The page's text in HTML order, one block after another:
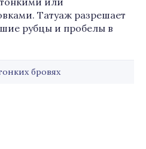
Татуаж разрешает
рубцы и пробелы в
бровях